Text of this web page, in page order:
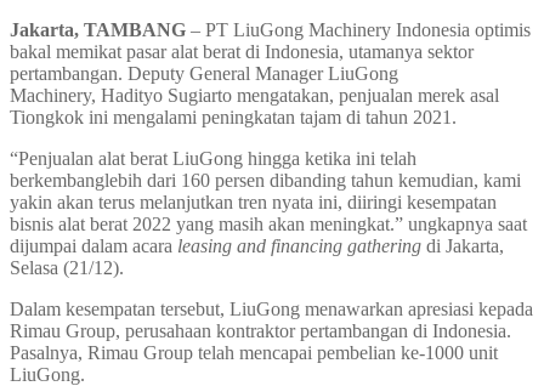
Jakarta, TAMBANG – PT LiuGong Machinery Indonesia optimis
bakal memikat pasar alat berat di Indonesia, utamanya sektor
pertambangan. Deputy General Manager LiuGong
Machinery, Hadityo Sugiarto mengatakan, penjualan merek asal
Tiongkok ini mengalami peningkatan tajam di tahun 2021.
“Penjualan alat berat LiuGong hingga ketika ini telah
berkembanglebih dari 160 persen dibanding tahun kemudian, kami
yakin akan terus melanjutkan tren nyata ini, diiringi kesempatan
bisnis alat berat 2022 yang masih akan meningkat.” ungkapnya saat
dijumpai dalam acara leasing and financing gathering di Jakarta,
Selasa (21/12).
Dalam kesempatan tersebut, LiuGong menawarkan apresiasi kepada
Rimau Group, perusahaan kontraktor pertambangan di Indonesia.
Pasalnya, Rimau Group telah mencapai pembelian ke-1000 unit
LiuGong.